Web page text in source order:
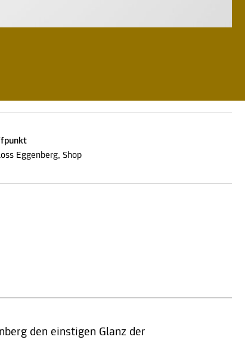
Eggenberg, Shop
den einstigen Glanz der